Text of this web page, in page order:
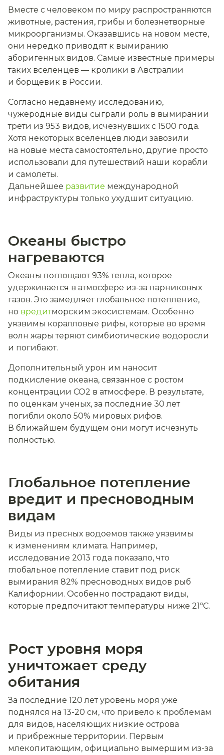
Вместе с человеком по миру распространяются
животные, растения, грибы и болезнетворные
микроорганизмы. Оказавшись на новом месте,
они нередко приводят к вымиранию
аборигенных видов. Самые известные примеры
таких вселенцев — кролики в Австралии
и борщевик в России.
Согласно недавнему исследованию,
чужеродные виды сыграли роль в вымирании
трети из 953 видов, исчезнувших с 1500 года.
Хотя некоторых вселенцев люди завозили
на новые места самостоятельно, другие просто
использовали для путешествий наши корабли
и самолеты.
Дальнейшее развитие международной
инфраструктуры только ухудшит ситуацию.
Океаны быстро
нагреваются
Океаны поглощают 93% тепла, которое
удерживается в атмосфере из-за парниковых
газов. Это замедляет глобальное потепление,
но вредитморским экосистемам. Особенно
уязвимы коралловые рифы, которые во время
волн жары теряют симбиотические водоросли
и погибают.
Дополнительный урон им наносит
подкисление океана, связанное с ростом
концентрации CO2 в атмосфере. В результате,
по оценкам ученых, за последние 30 лет
погибли около 50% мировых рифов.
В ближайшем будущем они могут исчезнуть
полностью.
Глобальное потепление
вредит и пресноводным
видам
Виды из пресных водоемов также уязвимы
к изменениям климата. Например,
исследование 2013 года показало, что
глобальное потепление ставит под риск
вымирания 82% пресноводных видов рыб
Калифорнии. Особенно пострадают виды,
которые предпочитают температуры ниже 21ºС.
Рост уровня моря
уничтожает среду
обитания
За последние 120 лет уровень моря уже
поднялся на 13-20 см, что привело к проблемам
для видов, населяющих низкие острова
и прибрежные территории. Первым
млекопитающим, официально вымершим из-за